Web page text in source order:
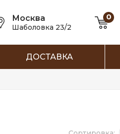
Москва
Шаболовка 23/2
0
ДОСТАВКА